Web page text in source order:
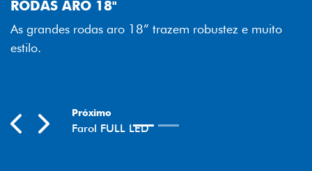
e muito
melhor luminosidade, maior
economia para você.